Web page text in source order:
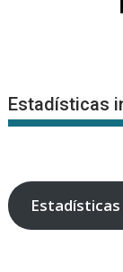
Estadísticas